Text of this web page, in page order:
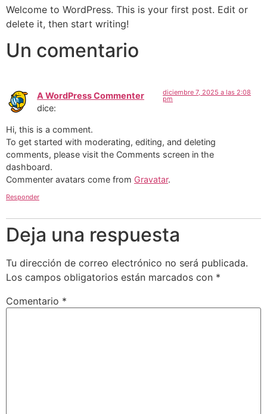
Welcome to WordPress. This is your first post. Edit or
delete it, then start writing!
Un comentario
A WordPress Commenter
dice:
diciembre 7, 2025 a las 2:08
pm
Hi, this is a comment.
To get started with moderating, editing, and deleting
comments, please visit the Comments screen in the
dashboard.
Commenter avatars come from Gravatar.
Responder
Deja una respuesta
Tu dirección de correo electrónico no será publicada.
Los campos obligatorios están marcados con *
Comentario *